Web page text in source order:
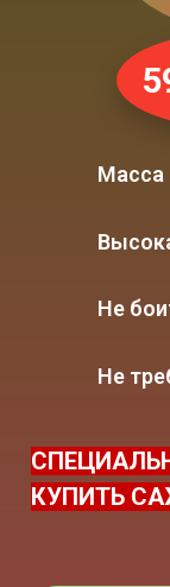
КУПИТЬ
Не
Не
Масса